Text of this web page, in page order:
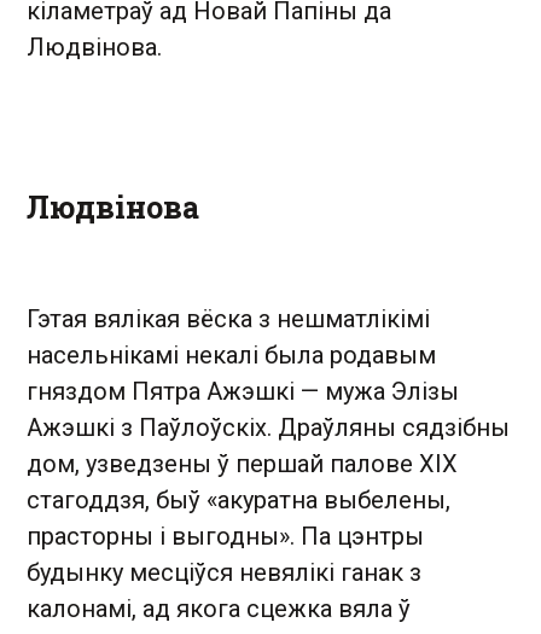
кіламетраў ад Новай Папіны да
Людвінова.
Людвінова
Гэтая вялікая вёска з нешматлікімі
насельнікамі некалі была родавым
гняздом Пятра Ажэшкі — мужа Элізы
Ажэшкі з Паўлоўскіх. Драўляны сядзібны
дом, узведзены ў першай палове XIX
стагоддзя, быў «акуратна выбелены,
прасторны і выгодны». Па цэнтры
будынку месціўся невялікі ганак з
калонамі, ад якога сцежка вяла ў